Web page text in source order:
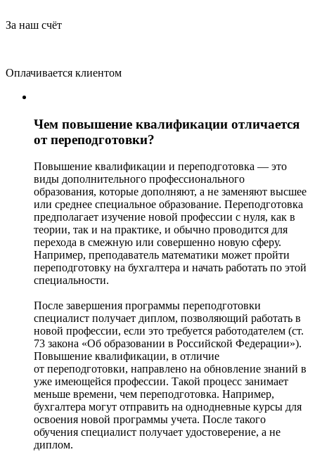
За наш счёт
Оплачивается клиентом
Чем повышение квалификации отличается
от переподготовки?
Повышение квалификации и переподготовка — это
виды дополнительного профессионального
образования, которые дополняют, а не заменяют высшее
или среднее специальное образование. Переподготовка
предполагает изучение новой профессии с нуля, как в
теории, так и на практике, и обычно проводится для
перехода в смежную или совершенно новую сферу.
Например, преподаватель математики может пройти
переподготовку на бухгалтера и начать работать по этой
специальности.
После завершения программы переподготовки
специалист получает диплом, позволяющий работать в
новой профессии, если это требуется работодателем (ст.
73 закона «Об образовании в Российской Федерации»).
Повышение квалификации, в отличие
от переподготовки, направлено на обновление знаний в
уже имеющейся профессии. Такой процесс занимает
меньше времени, чем переподготовка. Например,
бухгалтера могут отправить на однодневные курсы для
освоения новой программы учета. После такого
обучения специалист получает удостоверение, а не
диплом.